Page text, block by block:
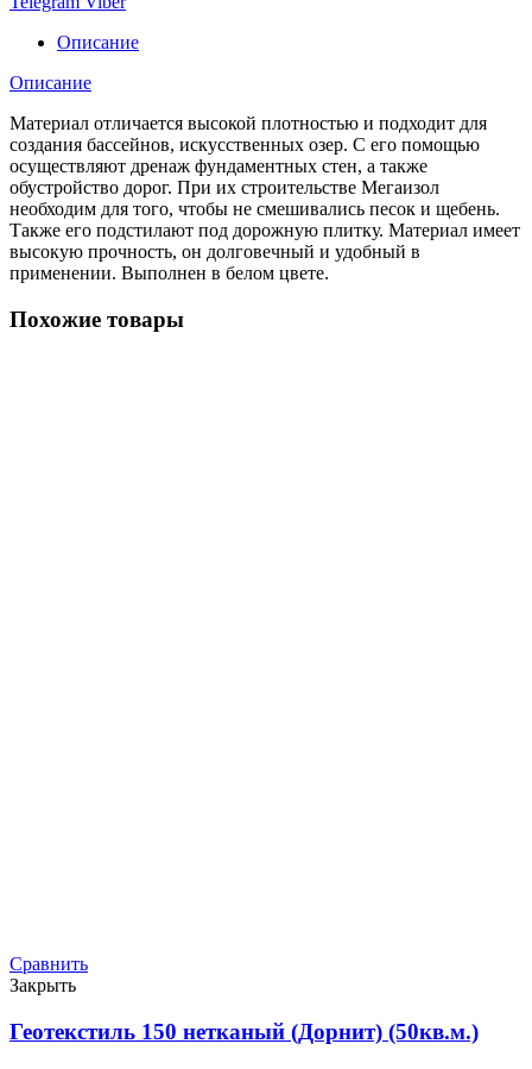
Описание
Описание
Материал отличается высокой плотностью и подходит для
создания бассейнов, искусственных озер. С его помощью
осуществляют дренаж фундаментных стен, а также
обустройство дорог. При их строительстве Мегаизол
необходим для того, чтобы не смешивались песок и щебень.
Также его подстилают под дорожную плитку. Материал имеет
высокую прочность, он долговечный и удобный в
применении. Выполнен в белом цвете.
Похожие товары
Сравнить
Закрыть
Геотекстиль 150 нетканый (Дорнит) (50кв.м.)